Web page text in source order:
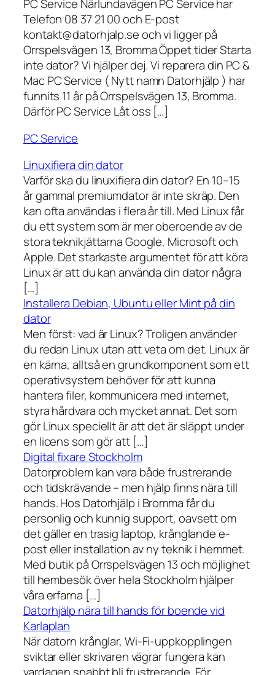
PC Service Närlundavägen PC Service har
Telefon 08 37 21 00 och E-post
kontakt@datorhjalp.se och vi ligger på
Orrspelsvägen 13, Bromma Öppet tider Starta
inte dator? Vi hjälper dej. Vi reparera din PC &
Mac PC Service ( Nytt namn Datorhjälp ) har
funnits 11 år på Orrspelsvägen 13, Bromma.
Därför PC Service Låt oss […]
PC Service
Linuxifiera din dator
Varför ska du linuxifiera din dator? En 10–15
år gammal premiumdator är inte skräp. Den
kan ofta användas i flera år till. Med Linux får
du ett system som är mer oberoende av de
stora teknikjättarna Google, Microsoft och
Apple. Det starkaste argumentet för att köra
Linux är att du kan använda din dator några
[…]
Installera Debian, Ubuntu eller Mint på din
dator
Men först: vad är Linux? Troligen använder
du redan Linux utan att veta om det. Linux är
en kärna, alltså en grundkomponent som ett
operativsystem behöver för att kunna
hantera filer, kommunicera med internet,
styra hårdvara och mycket annat. Det som
gör Linux speciellt är att det är släppt under
en licens som gör att […]
Digital fixare Stockholm
Datorproblem kan vara både frustrerande
och tidskrävande – men hjälp finns nära till
hands. Hos Datorhjälp i Bromma får du
personlig och kunnig support, oavsett om
det gäller en trasig laptop, krånglande e-
post eller installation av ny teknik i hemmet.
Med butik på Orrspelsvägen 13 och möjlighet
till hembesök över hela Stockholm hjälper
våra erfarna […]
Datorhjälp nära till hands för boende vid
Karlaplan
När datorn krånglar, Wi-Fi-uppkopplingen
sviktar eller skrivaren vägrar fungera kan